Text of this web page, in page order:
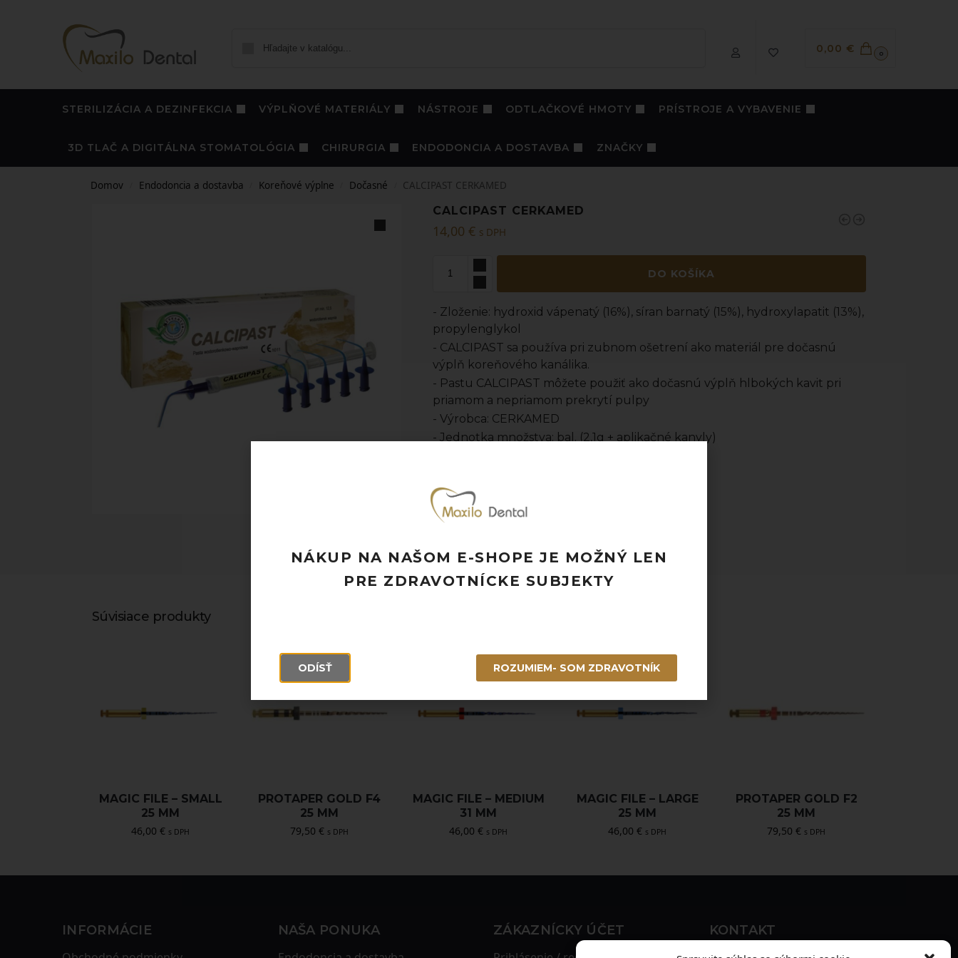
0,00 € 0
STERILIZÁCIA A DEZINFEKCIA VÝPLŇOVÉ MATERIÁLY NÁSTROJE ODTLAČKOVÉ HMOTY PRÍSTROJE A VYBAVENIE
3D TLAČ A DIGITÁLNA STOMATOLÓGIA CHIRURGIA ENDODONCIA A DOSTAVBA ZNAČKY
Domov Endodoncia a dostavba Koreňové výplne Dočasné CALCIPAST CERKAMED
CALCIPAST CERKAMED
14,00 € s DPH
DO KOŠÍKA
- Zloženie: hydroxid vápenatý (16%), síran barnatý (15%), hydroxylapatit (13%),
propylenglykol
- CALCIPAST sa používa pri zubnom ošetrení ako materiál pre dočasnú
výplň koreňového kanálika.
- Pastu CALCIPAST môžete použiť ako dočasnú výplň hlbokých kavit pri
priamom a nepriamom prekrytí pulpy
- Výrobca: CERKAMED
- Jednotka množstva: bal. (2,1g + aplikačné kanyly)
Doprava ZADARMO pri objednávke nad 120 EUR
Rýchle doručenie a možnosť osobného odberu
Súvisiace produkty
MAGIC FILE – SMALL
25 MM
46,00€ s DPH
PROTAPER GOLD F4
25 MM
79,50€ s DPH
MAGIC FILE – MEDIUM
31 MM
46,00€ s DPH
MAGIC FILE – LARGE
25 MM
46,00€ s DPH
PROTAPER GOLD F2
25 MM
79,50€ s DPH
INFORMÁCIE
NAŠA PONUKA
ZÁKAZNÍCKY ÚČET
KONTAKT
NÁKUP NA NAŠOM E-SHOPE JE MOŽNÝ LEN
PRE ZDRAVOTNÍCKE SUBJEKTY
ODÍSŤ ROZUMIEM- SOM ZDRAVOTNÍK